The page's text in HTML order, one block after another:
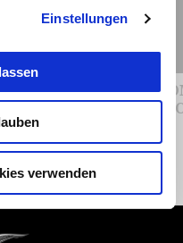
Einstellungen
verwenden
GUARD